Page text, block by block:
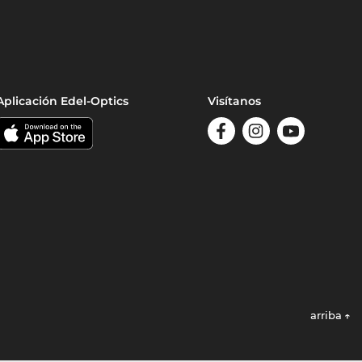
Edel-Optics Visítanos
arriba